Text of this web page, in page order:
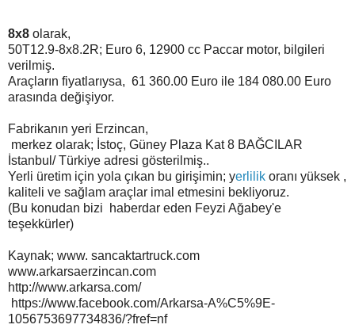
8x8 olarak,
50T12.9-8x8.2R; Euro 6, 12900 cc Paccar motor, bilgileri
verilmiş.
Araçların fiyatlarıysa, 61 360.00 Euro ile 184 080.00 Euro
arasında değişiyor.
Fabrikanın yeri Erzincan,
merkez olarak; İstoç, Güney Plaza Kat 8 BAĞCILAR
İstanbul/ Türkiye adresi gösterilmiş..
Yerli üretim için yola çıkan bu girişimin; yerlilik oranı yüksek ,
kaliteli ve sağlam araçlar imal etmesini bekliyoruz.
(Bu konudan bizi
haberdar eden Feyzi Ağabey'e
teşekkürler)
Kaynak; www. sancaktartruck.com
www.arkarsaerzincan.com
http://www.arkarsa.com/
https://www.facebook.com/Arkarsa-A%C5%9E-
1056753697734836/?fref=nf